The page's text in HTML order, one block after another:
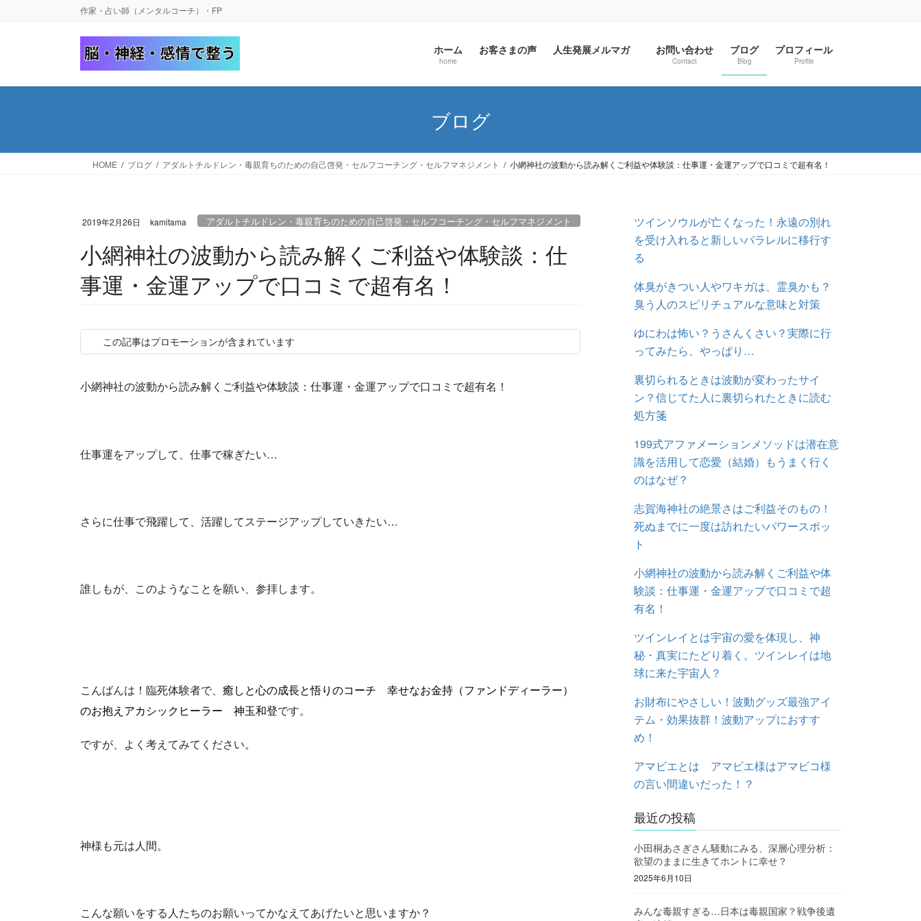
へ
プ
ョ
動
作家・占い師（メンタルコーチ）・FP
ホーム
home
お客さまの声 人生発展メルマガ お問い合わせ
Contact
ブログ
Blog
プロフィール
Profile
ブログ
HOME ブログ アダルトチルドレン・毒親育ちのための自己啓発・セルフコーチング・セルフマネジメント 小網神社の波動から読み解くご利益や体験談：仕事運・金運アップで口コミで超有名！
2019年2月26日 kamitama アダルトチルドレン・毒親育ちのための自己啓発・セルフコーチング・セルフマネジメント
小網神社の波動から読み解くご利益や体験談：仕
事運・金運アップで口コミで超有名！
この記事はプロモーションが含まれています
小網神社の波動から読み解くご利益や体験談：仕事運・金運アップで口コミで超有名！
仕事運をアップして、仕事で稼ぎたい…
さらに仕事で飛躍して、活躍してステージアップしていきたい…
誰しもが、このようなことを願い、参拝します。
こんばんは！臨死体験者で、 癒しと心の成長と悟りのコーチ 幸せなお金持（ファンドディーラー）
のお抱えアカシックヒーラー 神玉和登です。
ですが、よく考えてみてください。
神様も元は人間。
こんな願いをする人たちのお願いってかなえてあげたいと思いますか？
ツインソウルが亡くなった！永遠の別れ
を受け入れると新しいパラレルに移行す
る
体臭がきつい人やワキガは、霊臭かも？
臭う人のスピリチュアルな意味と対策
ゆにわは怖い？うさんくさい？実際に行
ってみたら、やっぱり…
裏切られるときは波動が変わったサイ
ン？信じてた人に裏切られたときに読む
処方箋
199式アファメーションメソッドは潜在意
識を活用して恋愛（結婚）もうまく行く
のはなぜ？
志賀海神社の絶景さはご利益そのもの！
死ぬまでに一度は訪れたいパワースポッ
ト
小網神社の波動から読み解くご利益や体
験談：仕事運・金運アップで口コミで超
有名！
ツインレイとは宇宙の愛を体現し、神
秘・真実にたどり着く。ツインレイは地
球に来た宇宙人？
お財布にやさしい！波動グッズ最強アイ
テム・効果抜群！波動アップにおすす
め！
アマビエとは アマビエ様はアマビコ様
の言い間違いだった！？
最近の投稿
小田桐あさぎさん騒動にみる、深層心理分析：
欲望のままに生きてホントに幸せ？
2025年6月10日
みんな毒親すぎる…日本は毒親国家？戦争後遺